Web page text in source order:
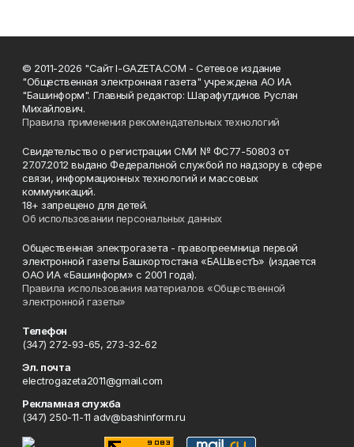
© 2011-2026 "Сайт I-GAZETA.COM - Сетевое издание
"Общественная электронная газета" учреждена АО ИА
"Башинформ". Главный редактор: Шарафутдинов Руслан
Михайлович.
Правила применения рекомендательных технологий
Свидетельство о регистрации СМИ № ФС77-50803 от
27.07.2012 выдано Федеральной службой по надзору в сфере
связи, информационных технологий и массовых
коммуникаций.
18+ запрещено для детей.
Об использовании персональных данных
Общественная электрогазета - правопреемница первой
электронной газеты Башкортостана «БАШвестЪ» (издается
ОАО ИА «Башинформ» с 2001 года).
Правила использования материалов «Общественной
электронной газеты»
Телефон
(347) 272-93-65, 273-32-62
Эл. почта
electrogazeta2011@gmail.com
Рекламная служба
(347) 250-11-11 adv@bashinform.ru